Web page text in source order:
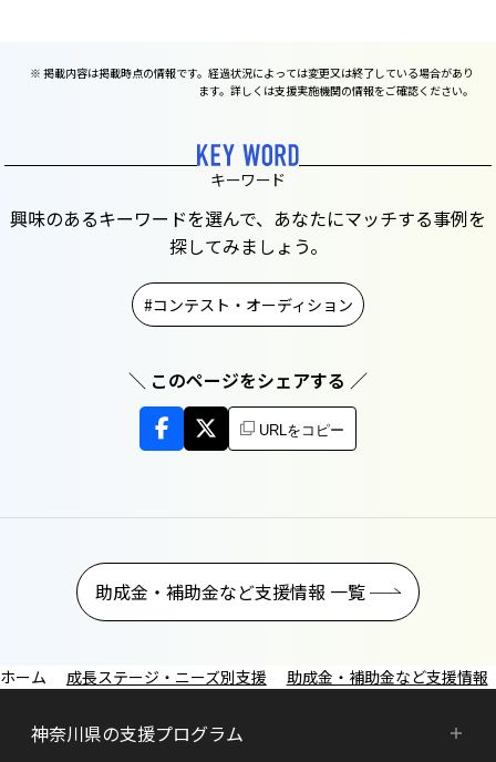
※ 掲載内容は掲載時点の情報です。経過状況によっては変更又は終了している場合があり
ます。詳しくは支援実施機関の情報をご確認ください。
キーワード
興味のあるキーワードを選んで、あなたにマッチする事例を
探してみましょう。
コンテスト・オーディション
＼ このページをシェアする ／
URLをコピー
助成金・補助金など支援情報 一覧
成長ステージ・ニーズ別支援 助成金・補助金など支援情報
神奈川県の支援プログラム